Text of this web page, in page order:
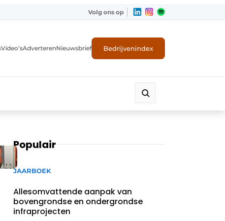
Volg ons op
Video’sAdverterenNieuwsbrief Bedrijvenindex
Populair
JAARBOEK
Allesomvattende aanpak van
bovengrondse en ondergrondse
infraprojecten